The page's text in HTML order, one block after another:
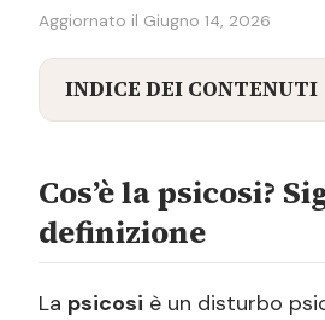
Aggiornato il Giugno 14, 2026
INDICE DEI CONTENUTI
Quali sono i tipi di psicosi
Psicosi acuta, cronica e
differenze
Psicosi acuta
Cos’è la psicosi?
definizione
La psicosi è un disturbo